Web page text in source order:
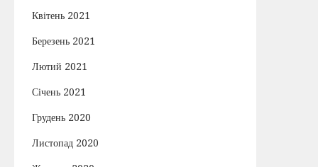
Квітень 2021
Березень 2021
Лютий 2021
Січень 2021
Грудень 2020
Листопад 2020